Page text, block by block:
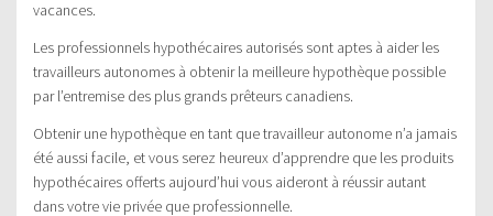
vacances.
Les professionnels hypothécaires autorisés sont aptes à aider les
travailleurs autonomes à obtenir la meilleure hypothèque possible
par l’entremise des plus grands prêteurs canadiens.
Obtenir une hypothèque en tant que travailleur autonome n’a jamais
été aussi facile, et vous serez heureux d’apprendre que les produits
hypothécaires offerts aujourd’hui vous aideront à réussir autant
dans votre vie privée que professionnelle.